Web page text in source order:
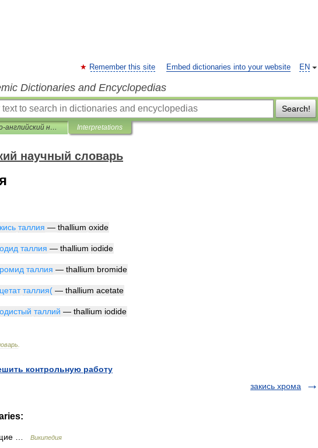
EN
Remember this site Embed dictionaries into your website
Dictionaries and Encyclopedias
Search!
Русско-английский научный словарь Interpretations
научный словарь
таллия — thallium oxide
таллия — thallium iodide
таллия — thallium bromide
таллия( — thallium acetate
таллий — thallium iodide
контрольную работу
закись хрома
… Википедия